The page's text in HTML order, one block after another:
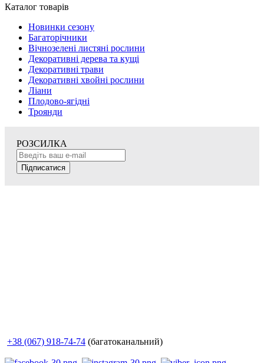
Каталог товарів
Новинки сезону
Багаторічники
Вічнозелені листяні рослини
Декоративні дерева та кущі
Декоративні трави
Декоративні хвойні рослини
Ліани
Плодово-ягідні
Троянди
РОЗСИЛКА
Підписатися
+38 (067) 918-74-74 (багатоканальний)